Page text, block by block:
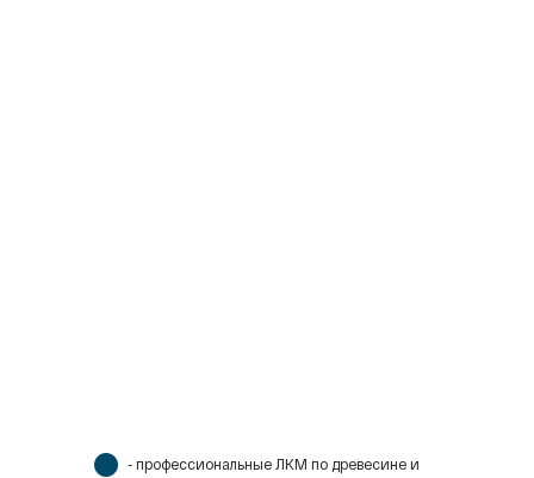
- профессиональные ЛКМ по древесине и